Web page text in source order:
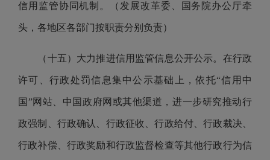
信用监管协同机制。（发展改革委、国务院办公厅牵
头，各地区各部门按职责分别负责）
（十五）大力推进信用监管信息公开公示。在行政
许可、行政处罚信息集中公示基础上，依托“信用中
国”网站、中国政府网或其他渠道，进一步研究推动行
政强制、行政确认、行政征收、行政给付、行政裁决、
行政补偿、行政奖励和行政监督检查等其他行政行为信